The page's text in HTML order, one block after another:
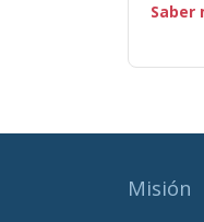
Saber
Misión